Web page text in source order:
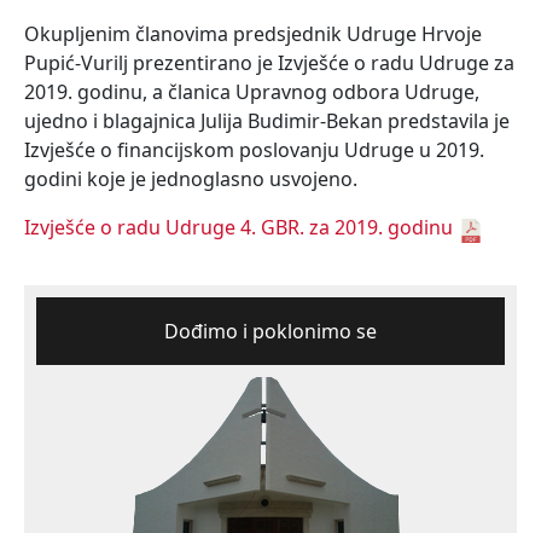
Okupljenim članovima predsjednik Udruge Hrvoje
Pupić-Vurilj prezentirano je Izvješće o radu Udruge za
2019. godinu, a članica Upravnog odbora Udruge,
ujedno i blagajnica Julija Budimir-Bekan predstavila je
Izvješće o financijskom poslovanju Udruge u 2019.
godini koje je jednoglasno usvojeno.
Izvješće o radu Udruge 4. GBR. za 2019. godinu
Dođimo i poklonimo se